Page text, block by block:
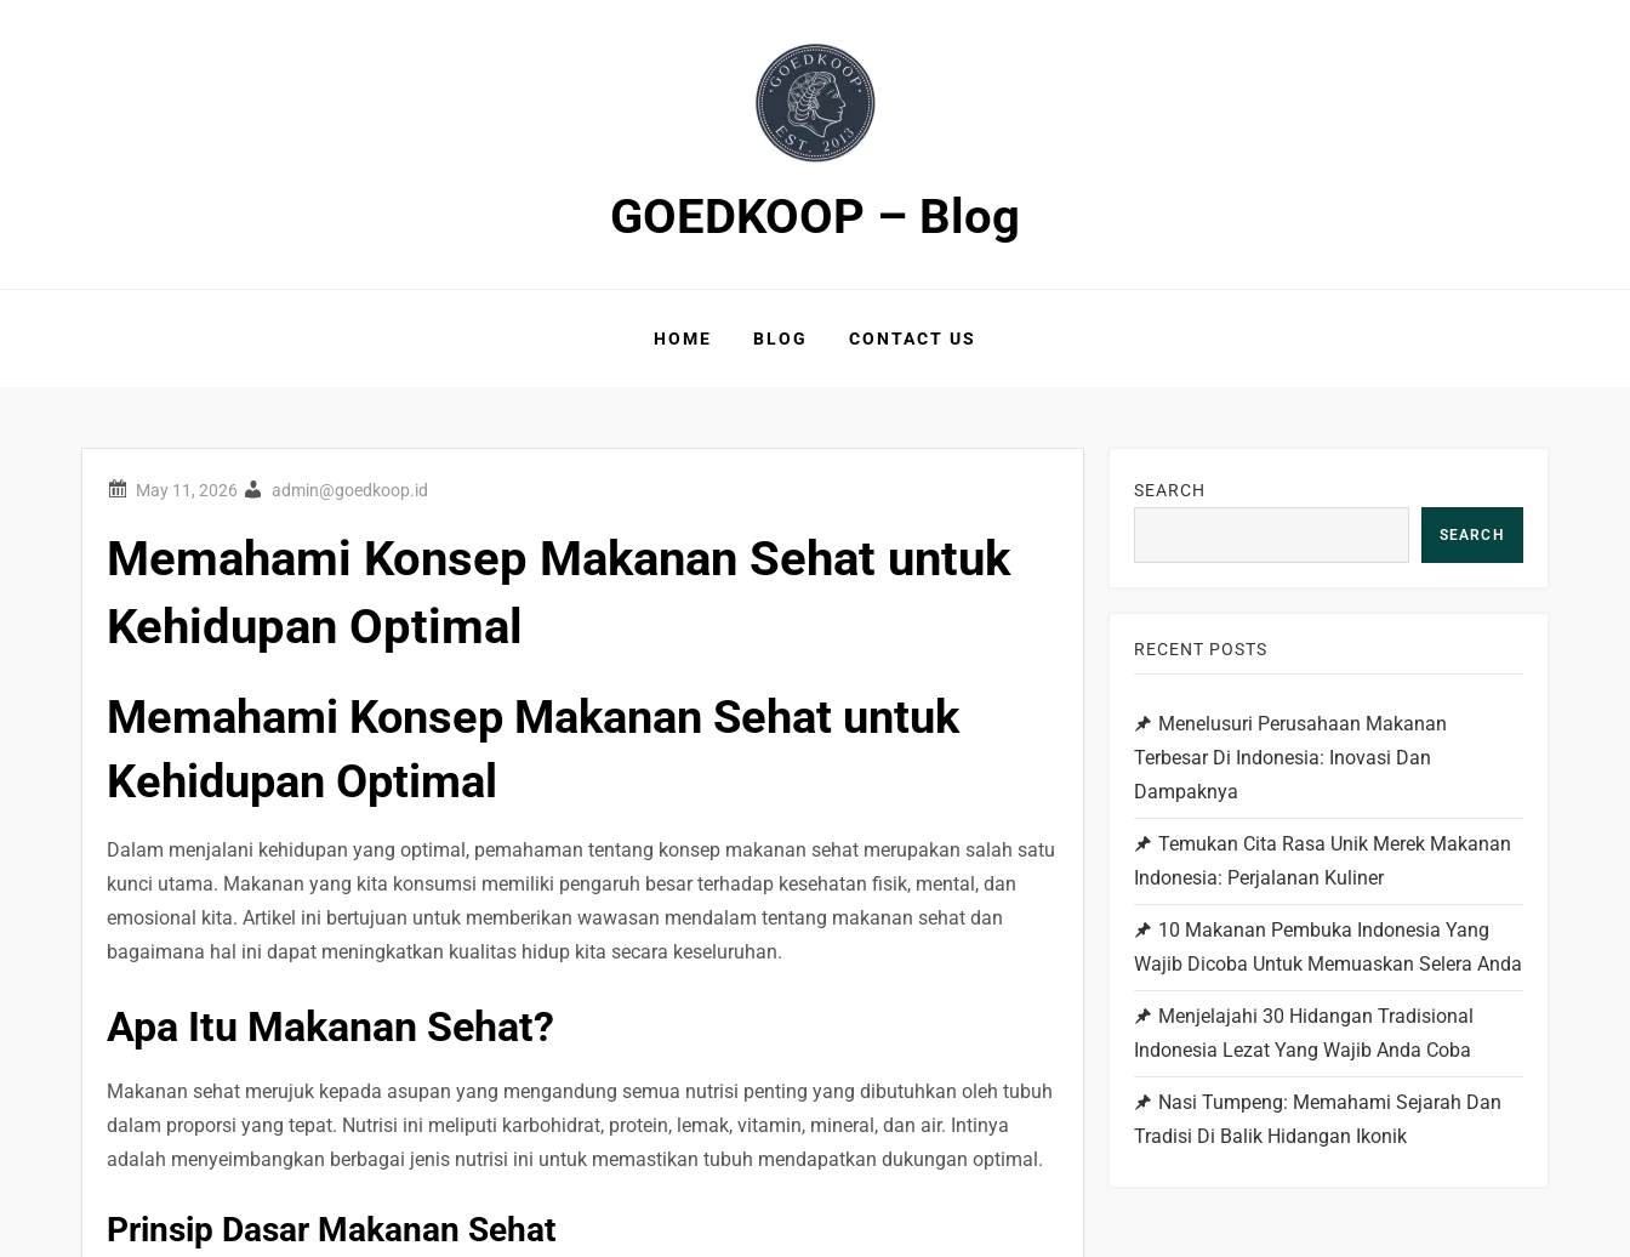
GOEDKOOP – Blog
HOME BLOG CONTACT US
admin@goedkoop.id
Memahami Konsep Makanan Sehat untuk
Kehidupan Optimal
Memahami Konsep Makanan Sehat untuk
Kehidupan Optimal
Dalam menjalani kehidupan yang optimal, pemahaman tentang konsep makanan sehat merupakan salah satu
kunci utama. Makanan yang kita konsumsi memiliki pengaruh besar terhadap kesehatan fisik, mental, dan
emosional kita. Artikel ini bertujuan untuk memberikan wawasan mendalam tentang makanan sehat dan
bagaimana hal ini dapat meningkatkan kualitas hidup kita secara keseluruhan.
Apa Itu Makanan Sehat?
Makanan sehat merujuk kepada asupan yang mengandung semua nutrisi penting yang dibutuhkan oleh tubuh
dalam proporsi yang tepat. Nutrisi ini meliputi karbohidrat, protein, lemak, vitamin, mineral, dan air. Intinya
adalah menyeimbangkan berbagai jenis nutrisi ini untuk memastikan tubuh mendapatkan dukungan optimal.
Prinsip Dasar Makanan Sehat
SEARCH
SEARCH
RECENT POSTS
Menelusuri Perusahaan Makanan
Terbesar Di Indonesia: Inovasi Dan
Dampaknya
Temukan Cita Rasa Unik Merek Makanan
Indonesia: Perjalanan Kuliner
10 Makanan Pembuka Indonesia Yang
Wajib Dicoba Untuk Memuaskan Selera Anda
Menjelajahi 30 Hidangan Tradisional
Indonesia Lezat Yang Wajib Anda Coba
Nasi Tumpeng: Memahami Sejarah Dan
Tradisi Di Balik Hidangan Ikonik